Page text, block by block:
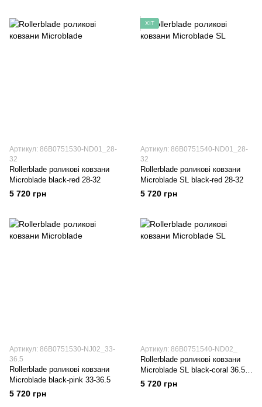
Артикул: 86B0751530-ND01_28-
32
Rollerblade роликові ковзани
Microblade black-red 28-32
5 720 грн
ХІТ
Артикул: 86B0751540-ND01_28-
32
Rollerblade роликові ковзани
Microblade SL black-red 28-32
5 720 грн
Артикул: 86B0751530-NJ02_33-
36.5
Rollerblade роликові ковзани
Microblade black-pink 33-36.5
5 720 грн
Артикул: 86B0751540-ND02_
Rollerblade роликові ковзани
Microblade SL black-coral 36.5-
40
5 720 грн